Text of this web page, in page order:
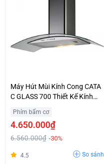
Máy Hút Mùi Kính Cong CATA
C GLASS 700 Thiết Kế Kính
Cường Lực Sang Trọng Giá
Hợp Lý
Phím bấm cơ
4.650.000₫
6.560.000₫ -30%
4.5 So sánh